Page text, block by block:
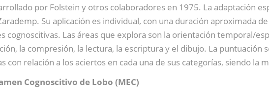
por Folstein y otros colaboradores en 1975. La adaptación
Su aplicación es individual, con una duración aproximada
cognoscitivas. Las áreas que explora son la orientación temporal/
la compresión, la lectura, la escriptura y el dibujo. La puntuación
con relación a los aciertos en cada una de sus categorías, siendo la
Cognoscitivo de Lobo (MEC)